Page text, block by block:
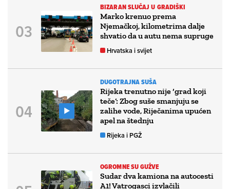
BIZARAN SLUČAJ U GRADIŠKI
Marko krenuo prema
Njemačkoj, kilometrima dalje
shvatio da u autu nema supruge
Hrvatska i svijet
DUGOTRAJNA SUŠA
Rijeka trenutno nije ‘grad koji
teče’: Zbog suše smanjuju se
zalihe vode, Riječanima upućen
apel na štednju
Rijeka i PGŽ
OGROMNE SU GUŽVE
Sudar dva kamiona na autocesti
A1! Vatrogasci izvlačili